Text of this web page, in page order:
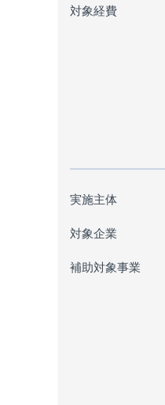
対象経費
実施主体
対象企業
補助対象事業